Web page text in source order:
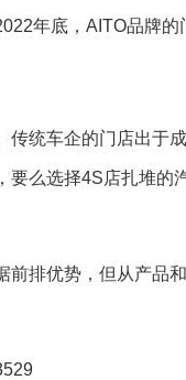
年底，AITO品牌的
传统车企的门店出于
要么选择4S店扎堆的
排优势，但从产品